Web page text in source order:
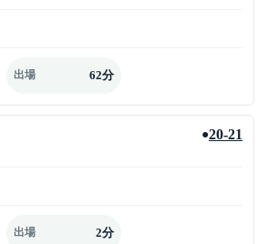
出場 62分
●20-21
出場 2分